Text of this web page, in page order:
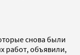
снова были
работ, объявили,